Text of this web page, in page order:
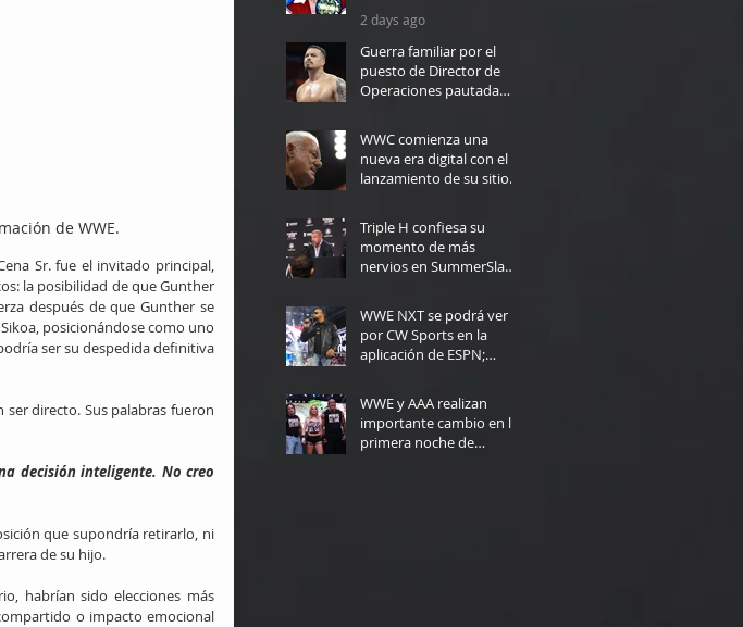
de WWE.
Sr. fue el invitado principal,
la posibilidad de que Gunther
después de que Gunther se
posicionándose como uno
ser su despedida definitiva
directo. Sus palabras fueron
decisión inteligente. No creo
que supondría retirarlo, ni
de su hijo.
habrían sido elecciones más
o impacto emocional
2 days ago
Guerra familiar por el
puesto de Director de
Operaciones pautada
WWC comienza una
nueva era digital con el
lanzamiento de su sitio
Triple H confiesa su
momento de más
nervios en SummerSlam:
WWE NXT se podrá ver
por CW Sports en la
aplicación de ESPN;
WWE y AAA realizan
importante cambio en la
primera noche de